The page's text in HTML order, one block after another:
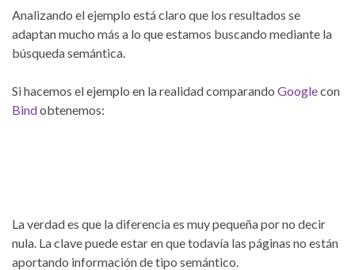
Analizando el ejemplo está claro que los resultados se
adaptan mucho más a lo que estamos buscando mediante la
búsqueda semántica.
Si hacemos el ejemplo en la realidad comparando Googlecon
Bindobtenemos:
La verdad es que la diferencia es muy pequeña por no decir
nula. La clave puede estar en que todavía las páginas no están
aportando información de tipo semántico.